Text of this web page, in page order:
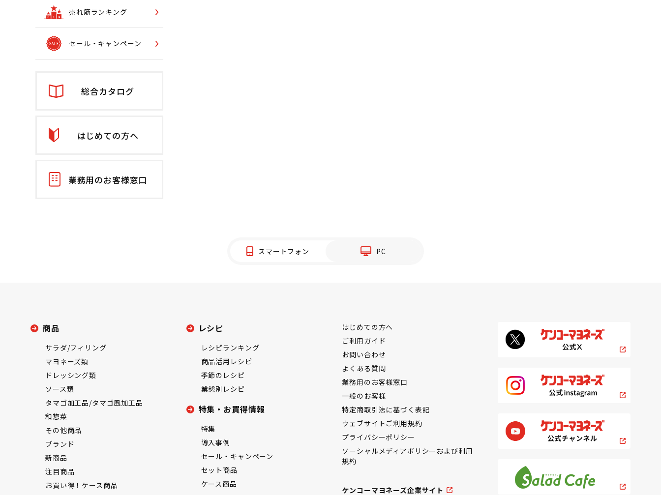
売れ筋ランキング
セール・キャンペーン
総合カタログ
はじめての方へ
業務用のお客様窓口
スマートフォン PC
商品
サラダ/フィリング
マヨネーズ類
ドレッシング類
ソース類
タマゴ加工品/タマゴ風加工品
和惣菜
その他商品
ブランド
新商品
注目商品
お買い得！ケース商品
レシピ
レシピランキング
商品活用レシピ
季節のレシピ
業態別レシピ
特集・お買得情報
特集
導入事例
セール・キャンペーン
セット商品
ケース商品
はじめての方へ
ご利用ガイド
お問い合わせ
よくある質問
業務用のお客様窓口
一般のお客様
特定商取引法に基づく表記
ウェブサイトご利用規約
プライバシーポリシー
ソーシャルメディアポリシーおよび利用
規約
ケンコーマヨネーズ企業サイト